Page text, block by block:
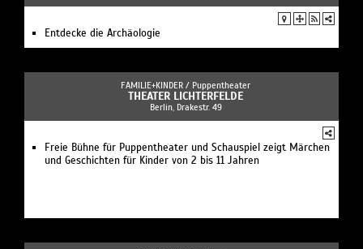
Entdecke die Archäologie
FAMILIE+KINDER / Puppentheater
THEATER LICHTERFELDE
Berlin, Drakestr. 49
Freie Bühne für Puppentheater und Schauspiel zeigt Märchen
und Geschichten für Kinder von 2 bis 11 Jahren